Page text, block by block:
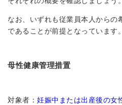
なお、いずれも従業員本人からの
であることが前提となっています。
母性健康管理措置
対象者： 妊娠中または出産後の女